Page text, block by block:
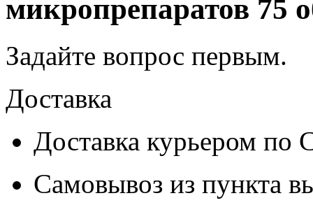
микропрепаратов 75
Задайте вопрос первым.
Доставка
Доставка курьером
Самовывоз из пункта